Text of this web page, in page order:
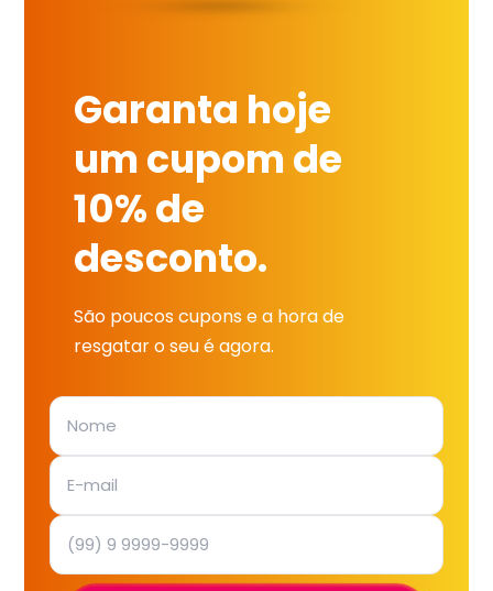
Garanta hoje
um cupom de
10% de
desconto.
São poucos cupons e a hora de
resgatar o seu é agora.